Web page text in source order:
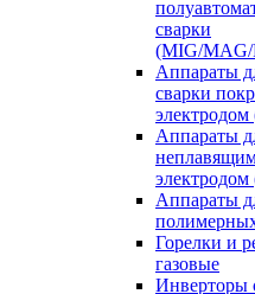
сварки
(MIG/
Аппараты
сварки
Аппараты
Аппараты
Горелки и
газовые
Инверторы